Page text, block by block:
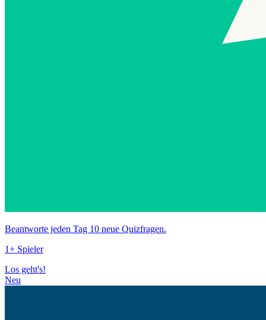
Beantworte jeden Tag 10 neue Quizfragen.
1+ Spieler
Los geht's!
Neu